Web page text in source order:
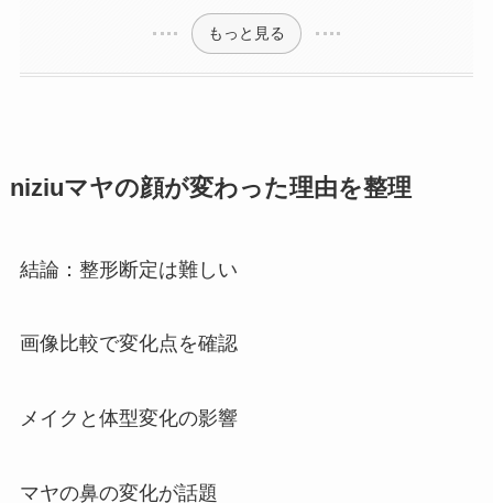
もっと見る
niziuマヤの顔が変わった理由を整理
結論：整形断定は難しい
画像比較で変化点を確認
メイクと体型変化の影響
マヤの鼻の変化が話題